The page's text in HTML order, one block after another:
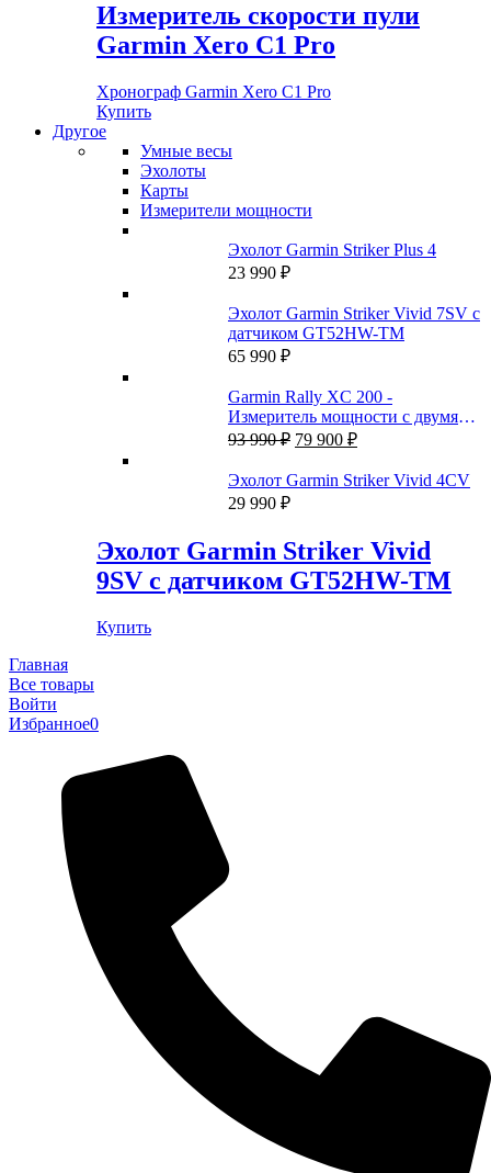
Измеритель скорости пули
Garmin Xero C1 Pro
Хронограф Garmin Xero C1 Pro
Купить
Другое
Умные весы
Эхолоты
Карты
Измерители мощности
Эхолот Garmin Striker Plus 4
23 990 ₽
Эхолот Garmin Striker Vivid 7SV с
датчиком GT52HW-TM
65 990 ₽
Garmin Rally XC 200 -
Измеритель мощности с двумя
датчиками
93 990₽ Первоначальная
составляла
93
79 900 ₽Текущая
79
Эхолот Garmin Striker Vivid 4CV
29 990 ₽
Эхолот Garmin Striker Vivid
9SV с датчиком GT52HW-TM
Купить
Главная
Все товары
Войти
Избранное0